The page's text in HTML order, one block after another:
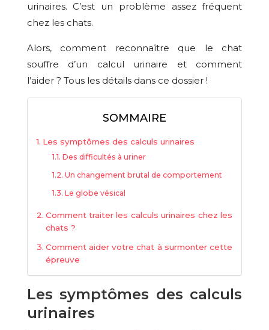
urinaires. C’est un problème assez fréquent
chez les chats.
Alors, comment reconnaître que le chat
souffre d’un calcul urinaire et comment
l’aider ? Tous les détails dans ce dossier !
SOMMAIRE
Les symptômes des calculs urinaires
Des difficultés à uriner
Un changement brutal de comportement
Le globe vésical
Comment traiter les calculs urinaires chez les
chats ?
Comment aider votre chat à surmonter cette
épreuve
Les symptômes des calculs
urinaires